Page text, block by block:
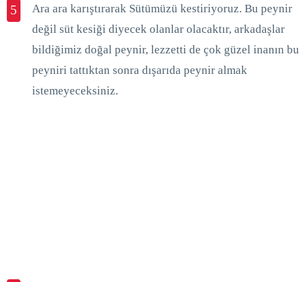
5
Ara ara karıştırarak Sütümüzü kestiriyoruz. Bu peynir
değil süt kesiği diyecek olanlar olacaktır, arkadaşlar
bildiğimiz doğal peynir, lezzetti de çok güzel inanın bu
peyniri tattıktan sonra dışarıda peynir almak
istemeyeceksiniz.